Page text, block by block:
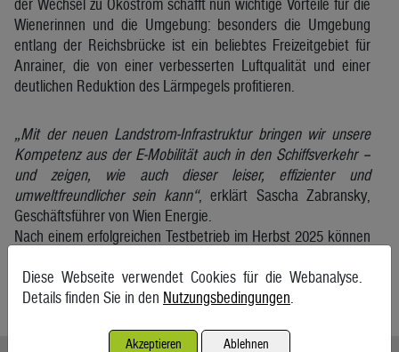
Wienerinnen und die Umgebung: besonders die Umgebung
entlang der Reichsbrücke ist ein beliebtes Freizeitgebiet für
Anrainer, die von einer verbesserten Luftqualität und einer
deutlichen Reduktion des Lärmpegels profitieren.
„Mit der neuen Landstrom-Infrastruktur bringen wir unsere
Kompetenz aus der E-Mobilität auch in den Schiffsverkehr –
und zeigen, wie auch dieser leiser, effizienter und
umweltfreundlicher sein kann“, erklärt Sascha Zabransky,
Geschäftsführer von Wien Energie.
Nach einem erfolgreichen Testbetrieb im Herbst 2025 können
Landstrom-Stationen mit Ökostrom versorgt werden.
Diese Webseite verwendet Cookies für die Webanalyse.
Details finden Sie in den Nutzungsbedingungen
Akzeptieren Ablehnen